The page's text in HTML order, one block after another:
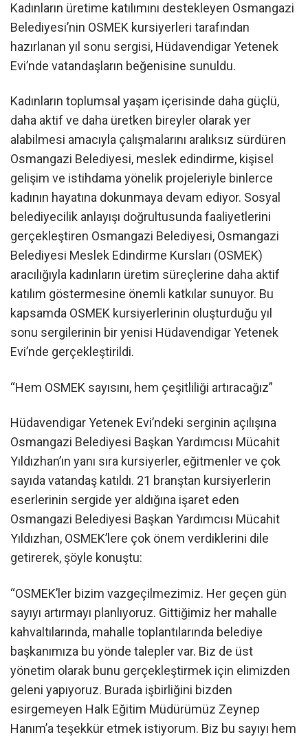
Kadınların üretime katılımını destekleyen Osmangazi
Belediyesi’nin OSMEK kursiyerleri tarafından
hazırlanan yıl sonu sergisi, Hüdavendigar Yetenek
Evi’nde vatandaşların beğenisine sunuldu.
Kadınların toplumsal yaşam içerisinde daha güçlü,
daha aktif ve daha üretken bireyler olarak yer
alabilmesi amacıyla çalışmalarını aralıksız sürdüren
Osmangazi Belediyesi, meslek edindirme, kişisel
gelişim ve istihdama yönelik projeleriyle binlerce
kadının hayatına dokunmaya devam ediyor. Sosyal
belediyecilik anlayışı doğrultusunda faaliyetlerini
gerçekleştiren Osmangazi Belediyesi, Osmangazi
Belediyesi Meslek Edindirme Kursları (OSMEK)
aracılığıyla kadınların üretim süreçlerine daha aktif
katılım göstermesine önemli katkılar sunuyor. Bu
kapsamda OSMEK kursiyerlerinin oluşturduğu yıl
sonu sergilerinin bir yenisi Hüdavendigar Yetenek
Evi’nde gerçekleştirildi.
“Hem OSMEK sayısını, hem çeşitliliği artıracağız”
Hüdavendigar Yetenek Evi’ndeki serginin açılışına
Osmangazi Belediyesi Başkan Yardımcısı Mücahit
Yıldızhan’ın yanı sıra kursiyerler, eğitmenler ve çok
sayıda vatandaş katıldı. 21 branştan kursiyerlerin
eserlerinin sergide yer aldığına işaret eden
Osmangazi Belediyesi Başkan Yardımcısı Mücahit
Yıldızhan, OSMEK’lere çok önem verdiklerini dile
getirerek, şöyle konuştu:
“OSMEK’ler bizim vazgeçilmezimiz. Her geçen gün
sayıyı artırmayı planlıyoruz. Gittiğimiz her mahalle
kahvaltılarında, mahalle toplantılarında belediye
başkanımıza bu yönde talepler var. Biz de üst
yönetim olarak bunu gerçekleştirmek için elimizden
geleni yapıyoruz. Burada işbirliğini bizden
esirgemeyen Halk Eğitim Müdürümüz Zeynep
Hanım’a teşekkür etmek istiyorum. Biz bu sayıyı hem